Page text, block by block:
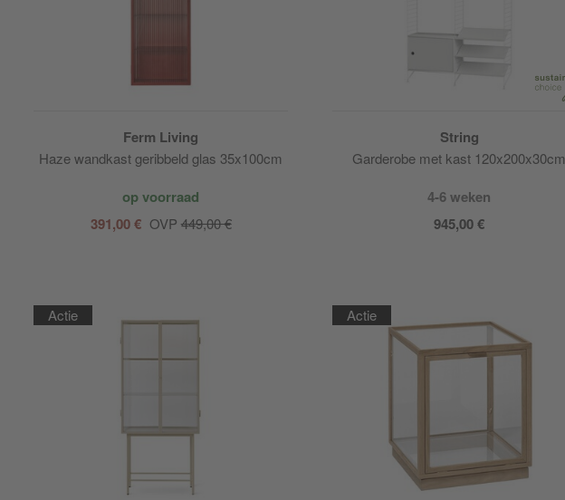
Ferm Living
Haze wandkast geribbeld glas 35x100cm
op voorraad
391,00 € OVP 449,00 €
String
Garderobe met kast 120x200x30cm
4-6 weken
945,00 €
Actie Actie